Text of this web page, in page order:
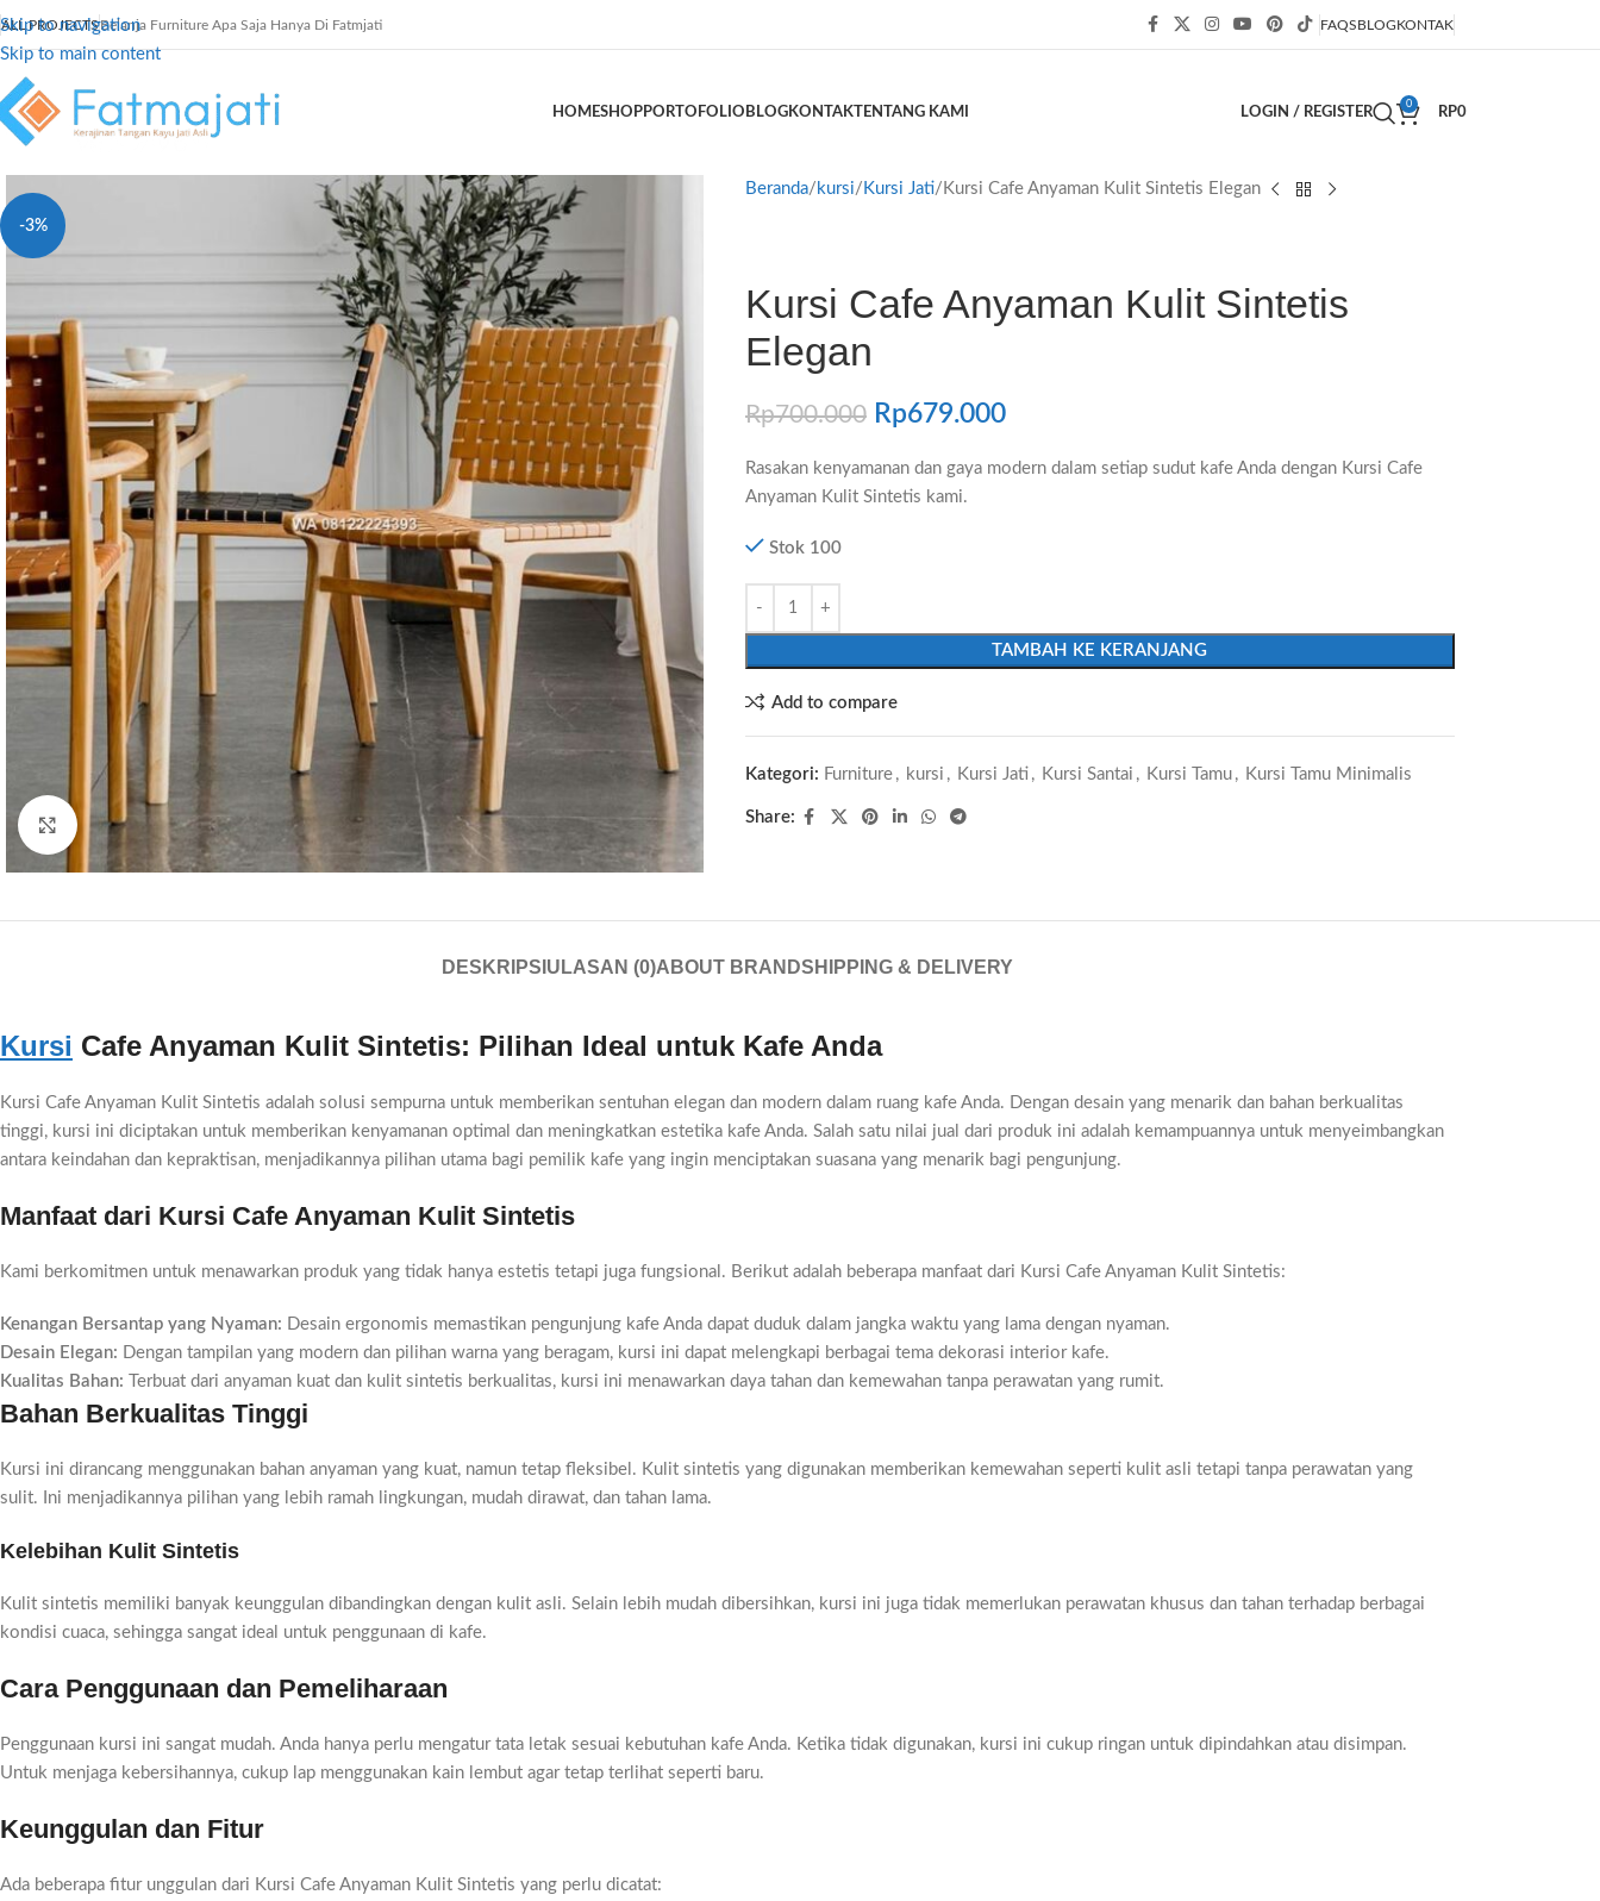
Skip to navigation
Skip to main content
ALL PROJECTSBelanja Furniture Apa Saja Hanya Di Fatmjati FAQSBLOGKONTAK
HOMESHOPPORTOFOLIO BLOGKONTAKTENTANG KAMI LOGIN / REGISTER
0
RP0
-3%
Click to enlarge
Beranda kursi Kursi Jati Kursi Cafe Anyaman Kulit Sintetis Elegan
Kursi Cafe Anyaman Kulit Sintetis
Elegan
Rp700.000 Rp679.000
Rasakan kenyamanan dan gaya modern dalam setiap sudut kafe Anda dengan Kursi Cafe
Anyaman Kulit Sintetis kami.
Stok 100
TAMBAH KE KERANJANG
Add to compare
Kategori: Furniture , kursi , Kursi Jati , Kursi Santai , Kursi Tamu , Kursi Tamu Minimalis
Share:
DESKRIPSI ULASAN (0)ABOUT BRANDSHIPPING & DELIVERY
Kursi Cafe Anyaman Kulit Sintetis: Pilihan Ideal untuk Kafe Anda
Kursi Cafe Anyaman Kulit Sintetis adalah solusi sempurna untuk memberikan sentuhan elegan dan modern dalam ruang kafe Anda. Dengan desain yang menarik dan bahan berkualitas
tinggi, kursi ini diciptakan untuk memberikan kenyamanan optimal dan meningkatkan estetika kafe Anda. Salah satu nilai jual dari produk ini adalah kemampuannya untuk menyeimbangkan
antara keindahan dan kepraktisan, menjadikannya pilihan utama bagi pemilik kafe yang ingin menciptakan suasana yang menarik bagi pengunjung.
Manfaat dari Kursi Cafe Anyaman Kulit Sintetis
Kami berkomitmen untuk menawarkan produk yang tidak hanya estetis tetapi juga fungsional. Berikut adalah beberapa manfaat dari Kursi Cafe Anyaman Kulit Sintetis:
Kenangan Bersantap yang Nyaman: Desain ergonomis memastikan pengunjung kafe Anda dapat duduk dalam jangka waktu yang lama dengan nyaman.
Desain Elegan: Dengan tampilan yang modern dan pilihan warna yang beragam, kursi ini dapat melengkapi berbagai tema dekorasi interior kafe.
Kualitas Bahan: Terbuat dari anyaman kuat dan kulit sintetis berkualitas, kursi ini menawarkan daya tahan dan kemewahan tanpa perawatan yang rumit.
Bahan Berkualitas Tinggi
Kursi ini dirancang menggunakan bahan anyaman yang kuat, namun tetap fleksibel. Kulit sintetis yang digunakan memberikan kemewahan seperti kulit asli tetapi tanpa perawatan yang
sulit. Ini menjadikannya pilihan yang lebih ramah lingkungan, mudah dirawat, dan tahan lama.
Kelebihan Kulit Sintetis
Kulit sintetis memiliki banyak keunggulan dibandingkan dengan kulit asli. Selain lebih mudah dibersihkan, kursi ini juga tidak memerlukan perawatan khusus dan tahan terhadap berbagai
kondisi cuaca, sehingga sangat ideal untuk penggunaan di kafe.
Cara Penggunaan dan Pemeliharaan
Penggunaan kursi ini sangat mudah. Anda hanya perlu mengatur tata letak sesuai kebutuhan kafe Anda. Ketika tidak digunakan, kursi ini cukup ringan untuk dipindahkan atau disimpan.
Untuk menjaga kebersihannya, cukup lap menggunakan kain lembut agar tetap terlihat seperti baru.
Keunggulan dan Fitur
Ada beberapa fitur unggulan dari Kursi Cafe Anyaman Kulit Sintetis yang perlu dicatat: